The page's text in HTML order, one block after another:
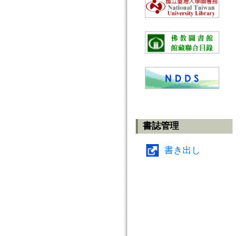
書誌管理
書き出し